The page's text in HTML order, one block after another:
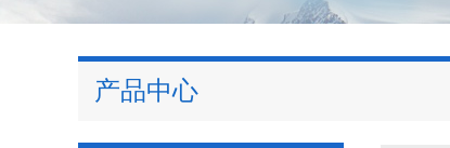
产品中心